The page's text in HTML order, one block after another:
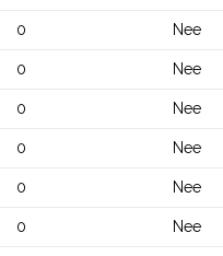
0 Nee
0 Nee
0 Nee
0 Nee
0 Nee
0 Nee